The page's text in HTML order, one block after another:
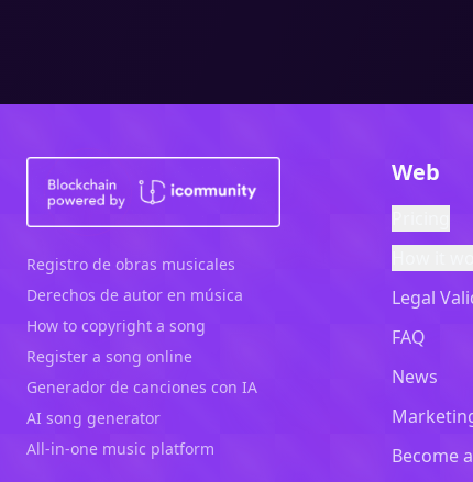
Registro de obras musicales
Derechos de autor en música
How to copyright a song
Register a song online
Generador de canciones con IA
AI song generator
All-in-one music platform
Web
Legal
FAQ
News
Become